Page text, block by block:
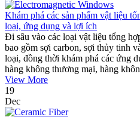
Khám phá các sản phẩm vật liệu
loại, ứng dụng và lợi ích
Đi sâu vào các loại vật liệu tổng
bao gồm sợi carbon, sợi thủy tinh
loại, đồng thời khám phá các ứng
hàng không thương mại, hàng
View More
19
Dec